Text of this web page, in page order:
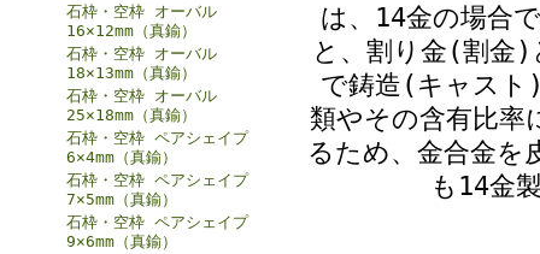
石枠・空枠 オーバル
16×12mm（真鍮）
石枠・空枠 オーバル
18×13mm（真鍮）
石枠・空枠 オーバル
25×18mm（真鍮）
石枠・空枠 ペアシェイプ
6×4mm（真鍮）
石枠・空枠 ペアシェイプ
7×5mm（真鍮）
石枠・空枠 ペアシェイプ
9×6mm（真鍮）
は、14金の場合
と、割り金(割金)
で鋳造(キャスト
類やその含有比率
るため、金合金を
も14金